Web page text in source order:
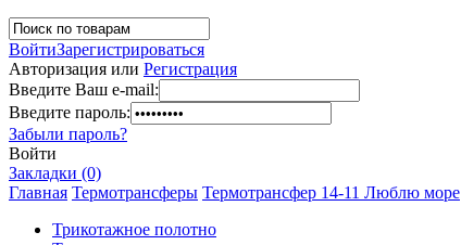
ВойтиЗарегистрироваться
Авторизация или Регистрация
Введите Ваш e-mail:
Введите пароль:
Забыли пароль?
Войти
Закладки (0)
Главная Термотрансферы Термотрансфер 14-11 Люблю море
Трикотажное полотно